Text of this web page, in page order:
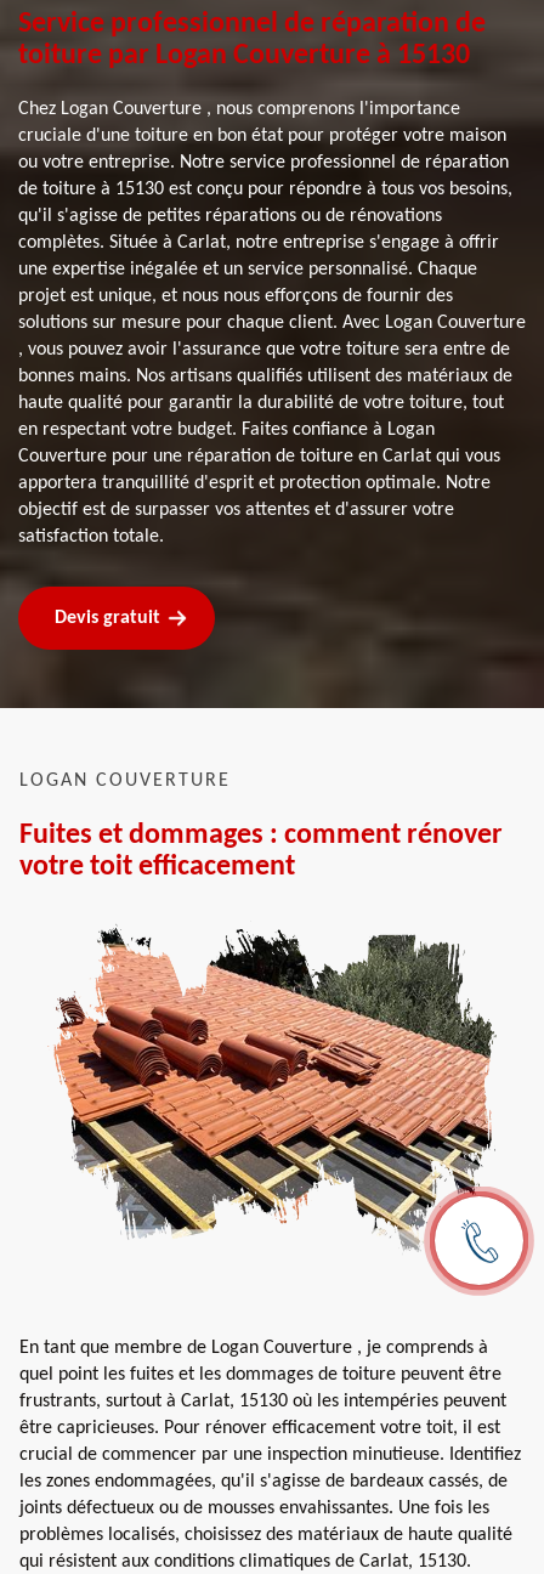
Service professionnel de réparation de
toiture par Logan Couverture à 15130
Chez Logan Couverture , nous comprenons l'importance
cruciale d'une toiture en bon état pour protéger votre maison
ou votre entreprise. Notre service professionnel de réparation
de toiture à 15130 est conçu pour répondre à tous vos besoins,
qu'il s'agisse de petites réparations ou de rénovations
complètes. Située à Carlat, notre entreprise s'engage à offrir
une expertise inégalée et un service personnalisé. Chaque
projet est unique, et nous nous efforçons de fournir des
solutions sur mesure pour chaque client. Avec Logan Couverture
, vous pouvez avoir l'assurance que votre toiture sera entre de
bonnes mains. Nos artisans qualifiés utilisent des matériaux de
haute qualité pour garantir la durabilité de votre toiture, tout
en respectant votre budget. Faites confiance à Logan
Couverture pour une réparation de toiture en Carlat qui vous
apportera tranquillité d'esprit et protection optimale. Notre
objectif est de surpasser vos attentes et d'assurer votre
satisfaction totale.
Devis gratuit
LOGAN COUVERTURE
Fuites et dommages : comment rénover
votre toit efficacement
En tant que membre de Logan Couverture , je comprends à
quel point les fuites et les dommages de toiture peuvent être
frustrants, surtout à Carlat, 15130 où les intempéries peuvent
être capricieuses. Pour rénover efficacement votre toit, il est
crucial de commencer par une inspection minutieuse. Identifiez
les zones endommagées, qu'il s'agisse de bardeaux cassés, de
joints défectueux ou de mousses envahissantes. Une fois les
problèmes localisés, choisissez des matériaux de haute qualité
qui résistent aux conditions climatiques de Carlat, 15130.